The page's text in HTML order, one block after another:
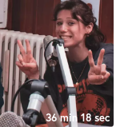
36 min 18 sec